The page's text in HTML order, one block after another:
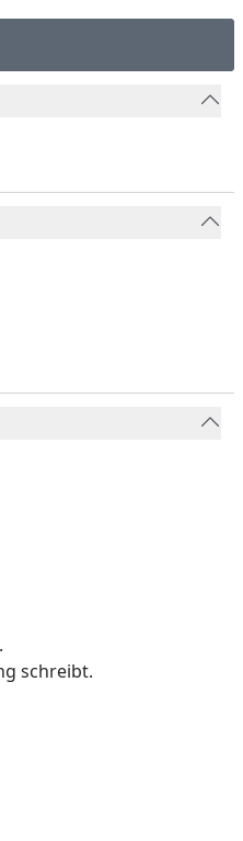
schreibt.